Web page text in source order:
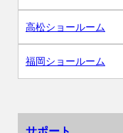
高松ショールーム
福岡ショールーム